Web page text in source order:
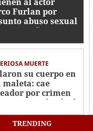
Furlan por
abuso sexual
un niño autista
MUERTE
su cuerpo en
maleta: cae
por crimen
Elisabeth
TRENDING